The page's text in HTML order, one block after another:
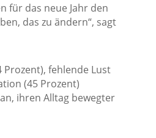
für das neue Jahr den
das zu ändern“, sagt
fehlende Lust
(45 Prozent)
ihren Alltag bewegter